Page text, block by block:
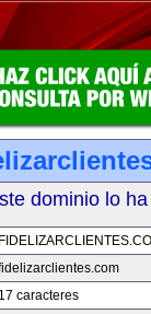
dominio lo
17 caracteres